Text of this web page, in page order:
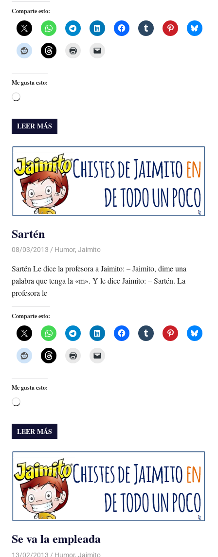
Comparte esto:
Me gusta esto:
Cargando...
LEER MÁS
Sartén
08/03/2013 Luis Castellanos
Humor, Jaimito
Sartén Le dice la profesora a Jaimito: – Jaimito, dime una
palabra que tenga la «m». Y le dice Jaimito: – Sartén. La
profesora le
Comparte esto:
Me gusta esto:
Cargando...
LEER MÁS
Se va la empleada
13/02/2013 Luis Castellanos
Humor, Jaimito